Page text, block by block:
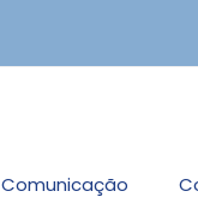
Comunicação